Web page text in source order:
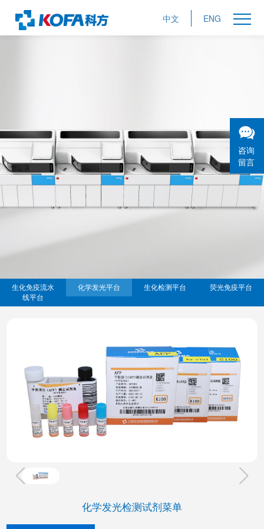
中文 ENG
生化免疫流水
线平台
化学发光平台 生化检测平台 荧光免疫平台
化学发光检测试剂菜单
咨询
留言